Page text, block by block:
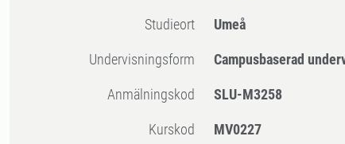
Studieort Umeå
Undervisningsform Campusbaserad
Anmälningskod SLU-M3258
Kurskod MV0227